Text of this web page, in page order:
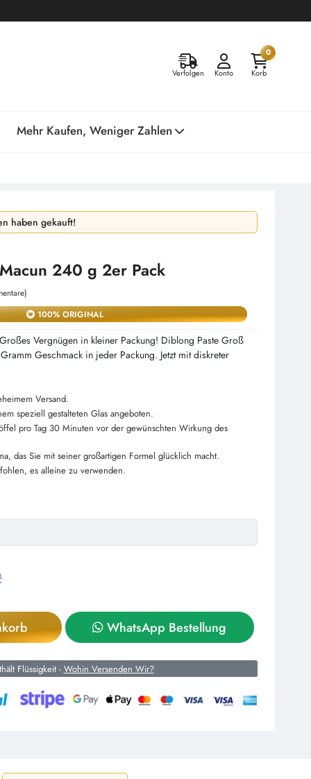
Verfolgen Konto
0
Korb
Mehr Kaufen, Weniger Zahlen
haben gekauft!
angesehen!
240 g 2er Pack
100% ORIGINAL
Vergnügen in kleiner Packung! Diblong Paste Groß
Geschmack in jeder Packung. Jetzt mit diskreter
Versand.
speziell gestalteten Glas angeboten.
pro Tag 30 Minuten vor der gewünschten Wirkung des
das Sie mit seiner großartigen Formel glücklich macht.
es alleine zu verwenden.
WhatsApp Bestellung
Flüssigkeit - Wohin Versenden Wir?